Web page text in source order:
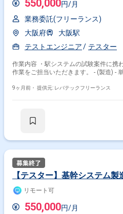
550,000円/月
業務委託(フリーランス)
大阪府
大阪駅
テストエンジニア
テスター
作業内容 ・駅システムの試験案件に携
9ヶ月前・ 提供元: レバテックフリーランス
【テスター】基幹システム製
リモート可
550,000円/月